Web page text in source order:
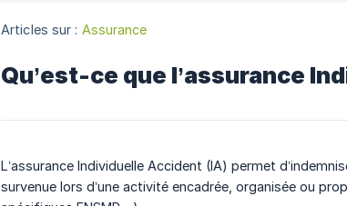
Articles sur : Assurance
Qu’est-ce que l’assurance
L’assurance Individuelle Accident (IA) permet
survenue lors d’une activité encadrée, organisée ou